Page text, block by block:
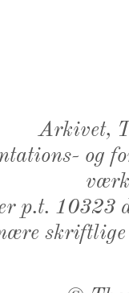
Arkivet,
og
p.t. 10323